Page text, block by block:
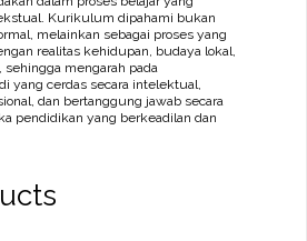
Kurikulum dipahami bukan
melainkan sebagai proses yang
realitas kehidupan, budaya lokal,
sehingga mengarah pada
yang cerdas secara intelektual,
dan bertanggung jawab secara
pendidikan yang berkeadilan dan